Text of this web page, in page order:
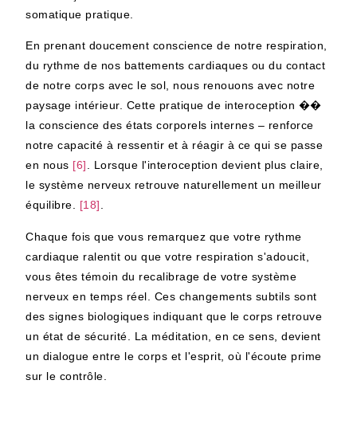
somatique pratique.
En prenant doucement conscience de notre respiration,
du rythme de nos battements cardiaques ou du contact
de notre corps avec le sol, nous renouons avec notre
paysage intérieur. Cette pratique de interoception ��
la conscience des états corporels internes – renforce
notre capacité à ressentir et à réagir à ce qui se passe
en nous [6]. Lorsque l'interoception devient plus claire,
le système nerveux retrouve naturellement un meilleur
équilibre. [18].
Chaque fois que vous remarquez que votre rythme
cardiaque ralentit ou que votre respiration s'adoucit,
vous êtes témoin du recalibrage de votre système
nerveux en temps réel. Ces changements subtils sont
des signes biologiques indiquant que le corps retrouve
un état de sécurité. La méditation, en ce sens, devient
un dialogue entre le corps et l'esprit, où l'écoute prime
sur le contrôle.